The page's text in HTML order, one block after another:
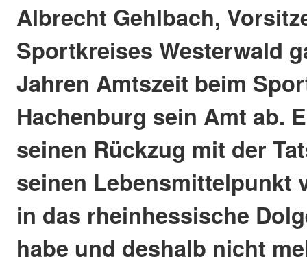
Albrecht Gehlbach,
Sportkreises Westerwald
Jahren Amtszeit beim
Hachenburg sein Amt ab.
seinen Rückzug mit der
seinen Lebensmittelpunkt
in das rheinhessische
habe und deshalb nicht